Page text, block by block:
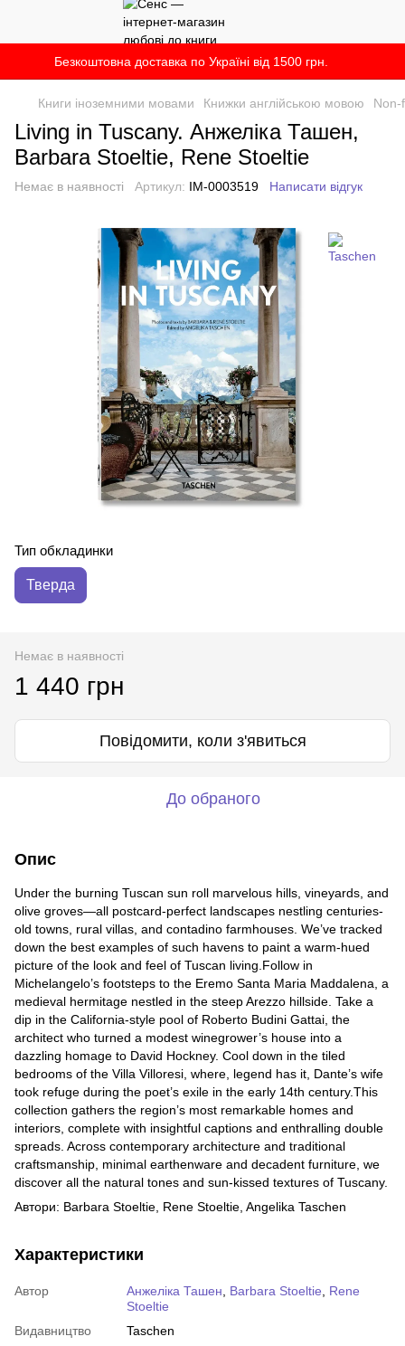
Безкоштовна доставка по Україні від 1500 грн.
Книги іноземними мовами Книжки англійською мовою Non-
Living in Tuscany. Анжеліка Ташен,
Barbara Stoeltie, Rene Stoeltie
Немає в наявності Артикул: IM-0003519 Написати відгук
Тип обкладинки
Тверда
Немає в наявності
1 440 грн
Повідомити, коли з'явиться
До обраного
Опис
Under the burning Tuscan sun roll marvelous hills, vineyards, and
olive groves—all postcard-perfect landscapes nestling centuries-
old towns, rural villas, and contadino farmhouses. We’ve tracked
down the best examples of such havens to paint a warm-hued
picture of the look and feel of Tuscan living.Follow in
Michelangelo’s footsteps to the Eremo Santa Maria Maddalena, a
medieval hermitage nestled in the steep Arezzo hillside. Take a
dip in the California-style pool of Roberto Budini Gattai, the
architect who turned a modest winegrower’s house into a
dazzling homage to David Hockney. Cool down in the tiled
bedrooms of the Villa Villoresi, where, legend has it, Dante’s wife
took refuge during the poet’s exile in the early 14th century.This
collection gathers the region’s most remarkable homes and
interiors, complete with insightful captions and enthralling double
spreads. Across contemporary architecture and traditional
craftsmanship, minimal earthenware and decadent furniture, we
discover all the natural tones and sun-kissed textures of Tuscany.
Автори: Barbara Stoeltie, Rene Stoeltie, Angelika Taschen
Характеристики
Автор Анжеліка Ташен Barbara Stoeltie
Rene
Stoeltie
Видавництво
Taschen